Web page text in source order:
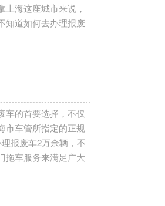
海这座城市来说，
知道如何去办理报废
车的首要选择，不仅
市车管所指定的正规
报废车2万余辆，不
拖车服务来满足广大